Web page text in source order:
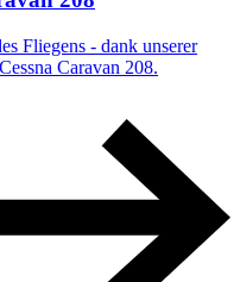
Fliegens - dank unserer
Caravan 208.